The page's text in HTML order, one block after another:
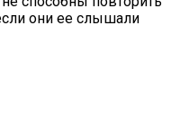
они ее слышали